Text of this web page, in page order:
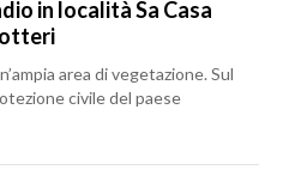
in località Sa Casa
area di vegetazione. Sul
civile del paese